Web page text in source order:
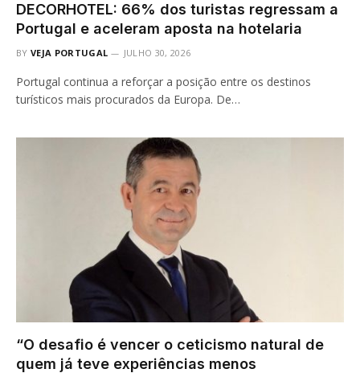
DECORHOTEL: 66% dos turistas regressam a
Portugal e aceleram aposta na hotelaria
BY VEJA PORTUGAL JULHO 30, 2026
Portugal continua a reforçar a posição entre os destinos
turísticos mais procurados da Europa. De…
“O desafio é vencer o ceticismo natural de
quem já teve experiências menos